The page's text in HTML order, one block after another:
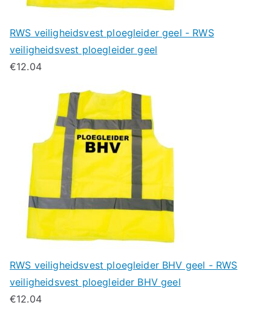
RWS veiligheidsvest ploegleider geel - RWS
veiligheidsvest ploegleider geel
€12.04
RWS veiligheidsvest ploegleider BHV geel - RWS
veiligheidsvest ploegleider BHV geel
€12.04